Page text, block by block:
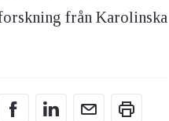
från Karolinska
Fortsätt